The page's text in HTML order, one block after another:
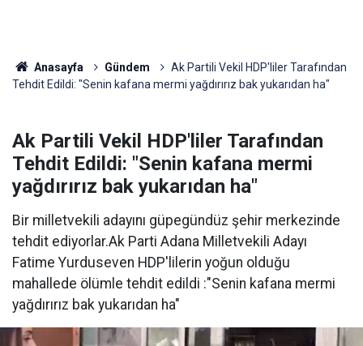
Anasayfa Gündem
Ak Partili Vekil HDP'liler Tarafından
Tehdit Edildi: "Senin kafana mermi yağdırırız bak yukarıdan ha"
Ak Partili Vekil HDP'liler Tarafından
Tehdit Edildi: "Senin kafana mermi
yağdırırız bak yukarıdan ha"
Bir milletvekili adayını güpegündüz şehir merkezinde
tehdit ediyorlar.Ak Parti Adana Milletvekili Adayı
Fatime Yurduseven HDP'lilerin yoğun olduğu
mahallede ölümle tehdit edildi :"Senin kafana mermi
yağdırırız bak yukarıdan ha"